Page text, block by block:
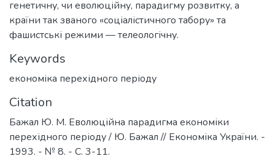
генетичну, чи еволюційну, парадигму розвитку, а
країни так званого «соціалістичного табору» та
фашистські режими — телеологічну.
Keywords
економіка перехідного періоду
Citation
Бажал Ю. М. Еволюційна парадигма економіки
перехідного періоду / Ю. Бажал // Економіка України. -
1993. - № 8. - С. 3-11.